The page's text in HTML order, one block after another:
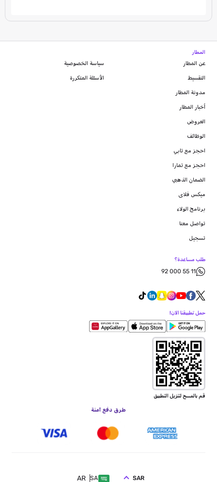
المطار
عن المطار
التقسيط
مدونة المطار
أخبار المطار
العروض
الوظائف
احجز مع تابي
احجز مع تمارا
الضمان الذهبي
ميكس فلاى
برنامج الولاء
سياسة الخصوصية
الأسئلة المتكررة
تواصل معنا
تسجيل
طلب مساعدة؟
92 000 55 11
حمل تطبيقنا الآن!
قم بالمسح لتنزيل التطبيق
طرق دفع آمنة
SA
AR SAR